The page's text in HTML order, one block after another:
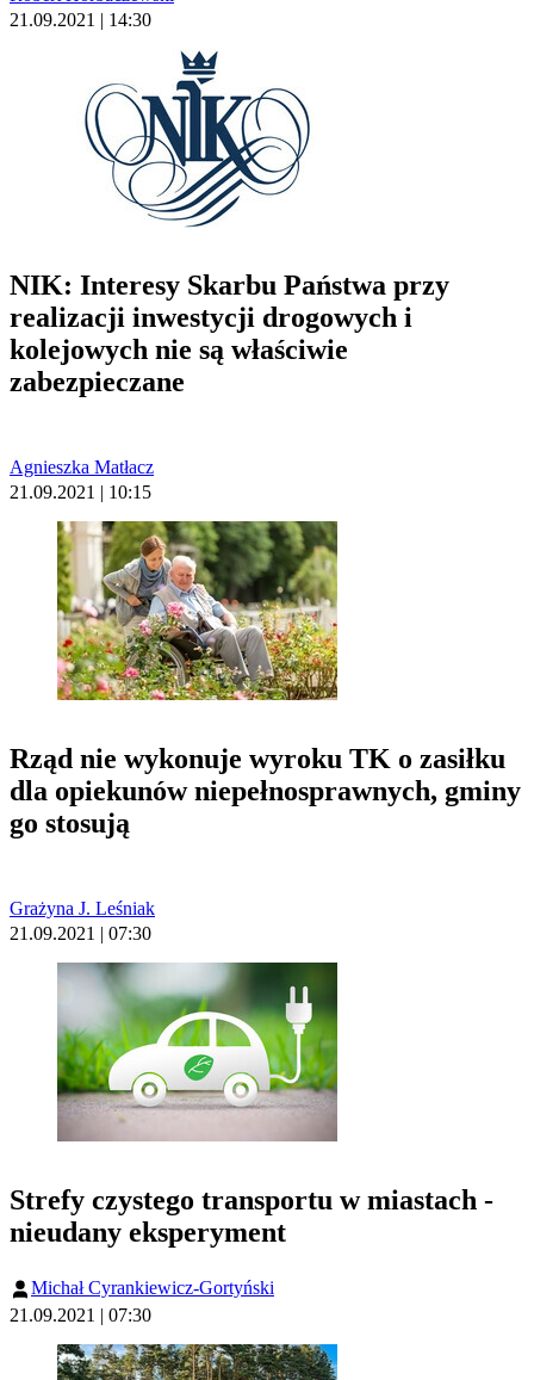
21.09.2021 | 14:30
NIK: Interesy Skarbu Państwa przy
realizacji inwestycji drogowych i
kolejowych nie są właściwie
zabezpieczane
Agnieszka Matłacz
21.09.2021 | 10:15
Rząd nie wykonuje wyroku TK o zasiłku
dla opiekunów niepełnosprawnych, gminy
go stosują
Grażyna J. Leśniak
21.09.2021 | 07:30
Strefy czystego transportu w miastach -
nieudany eksperyment
Michał Cyrankiewicz-Gortyński
21.09.2021 | 07:30